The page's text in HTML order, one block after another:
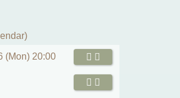
(Mon) 20:00